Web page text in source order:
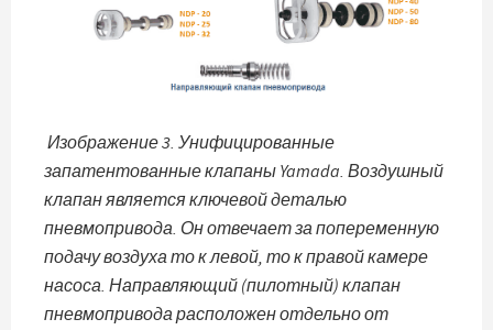
Изображение 3. Унифицированные
запатентованные клапаны Yamada. Воздушный
клапан является ключевой деталью
пневмопривода. Он отвечает за попеременную
подачу воздуха то к левой, то к правой камере
насоса. Направляющий (пилотный) клапан
пневмопривода расположен отдельно от